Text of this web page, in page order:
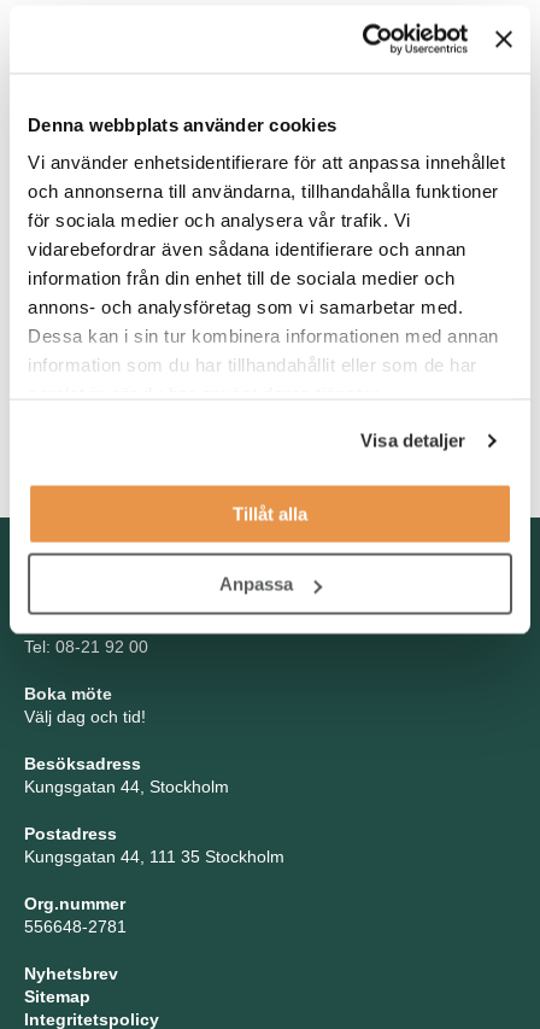
Denna webbplats använder cookies
Vi använder enhetsidentifierare för att anpassa innehållet
och annonserna till användarna, tillhandahålla funktioner
för sociala medier och analysera vår trafik. Vi
vidarebefordrar även sådana identifierare och annan
information från din enhet till de sociala medier och
annons- och analysföretag som vi samarbetar med.
Dessa kan i sin tur kombinera informationen med annan
information som du har tillhandahållit eller som de har
Visa detaljer
Tillåt alla
Anpassa
Detta är ett konsultuppdrag på minst 6 månader på heltid till
Våra förväntningar
För att lyckas i rollen tror vi att du har en högskoleutbildning
inom relevant område alternativt motsvarande erfarenhet.
Vidare har du erfarenhet av ledarskap i en producerande
verksamhet.
kunskaper inom Lean Production samt god förmåga att uttrycka
Kontakta oss
Tel: 08-21 92 00
Boka möte
Välj dag och tid!
Besöksadress
Kungsgatan 44, Stockholm
Postadress
Kungsgatan 44, 111 35 Stockholm
Org.nummer
556648-2781
Nyhetsbrev
Sitemap
Integritetspolicy